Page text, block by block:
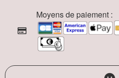
Moyens de paiement :